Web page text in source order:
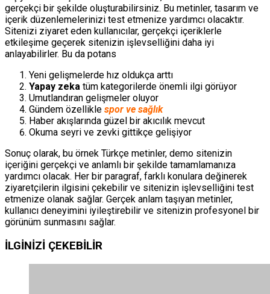
gerçekçi bir şekilde oluşturabilirsiniz. Bu metinler, tasarım ve
içerik düzenlemelerinizi test etmenize yardımcı olacaktır.
Sitenizi ziyaret eden kullanıcılar, gerçekçi içeriklerle
etkileşime geçerek sitenizin işlevselliğini daha iyi
anlayabilirler. Bu da potans
Yeni gelişmelerde hız oldukça arttı
Yapay zeka tüm kategorilerde önemli ilgi görüyor
Umutlandıran gelişmeler oluyor
Gündem özellikle spor ve sağlık
Haber akışlarında güzel bir akıcılık mevcut
Okuma seyri ve zevki gittikçe gelişiyor
Sonuç olarak, bu örnek Türkçe metinler, demo sitenizin
içeriğini gerçekçi ve anlamlı bir şekilde tamamlamanıza
yardımcı olacak. Her bir paragraf, farklı konulara değinerek
ziyaretçilerin ilgisini çekebilir ve sitenizin işlevselliğini test
etmenize olanak sağlar. Gerçek anlam taşıyan metinler,
kullanıcı deneyimini iyileştirebilir ve sitenizin profesyonel bir
görünüm sunmasını sağlar.
İLGİNİZİ ÇEKEBİLİR